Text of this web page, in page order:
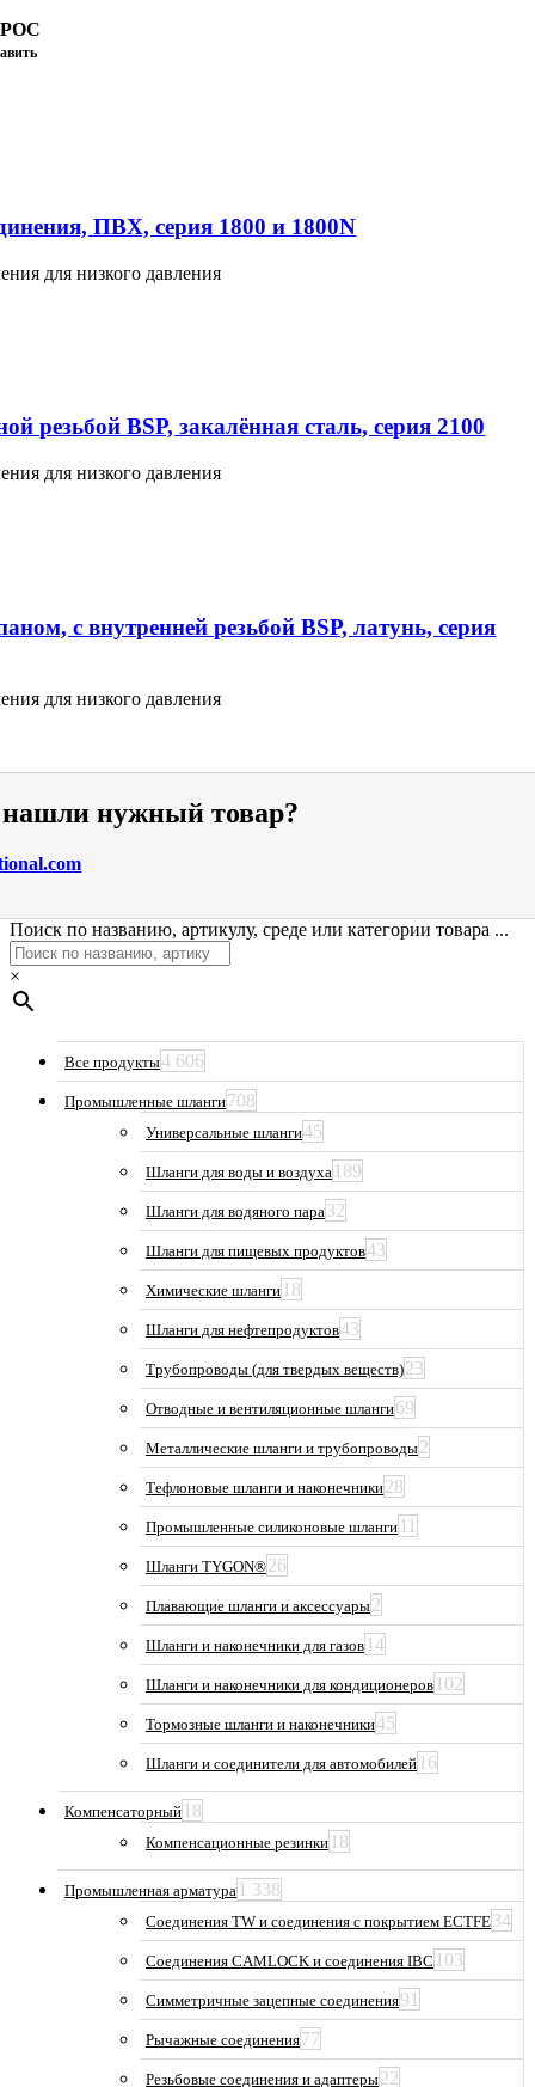
ПВХ, серия 1800 и 1800N
для низкого давления
резьбой BSP, закалённая сталь, серия 2100
для низкого давления
с внутренней резьбой BSP, латунь, серия
для низкого давления
нужный товар?
Поиск по названию, артикулу, среде или категории товара ...
×
Все продукты4 606
Промышленные шланги708
Универсальные шланги45
Шланги для воды и воздуха 189
Шланги для водяного пара32
Шланги для пищевых продуктов43
Химические шланги 18
Шланги для нефтепродуктов43
Трубопроводы (для твердых веществ)23
Отводные и вентиляционные шланги69
Металлические шланги и трубопроводы2
Тефлоновые шланги и наконечники28
Промышленные силиконовые шланги 11
Шланги TYGON®26
Плавающие шланги и аксессуары2
Шланги и наконечники для газов 14
Шланги и наконечники для кондиционеров 102
Тормозные шланги и наконечники45
Шланги и соединители для автомобилей 16
Компенсаторный 18
Компенсационные резинки 18
Промышленная арматура 1 338
Соединения TW и соединения с покрытием ECTFE34
Соединения CAMLOCK и соединения IBC 103
Симметричные зацепные соединения91
Рычажные соединения77
Резьбовые соединения и адаптеры22